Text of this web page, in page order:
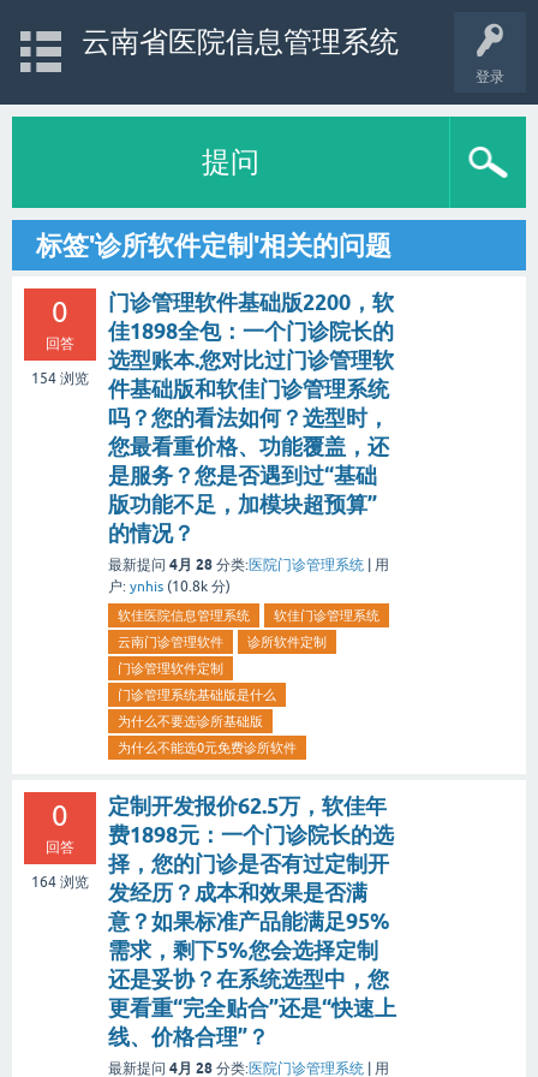
登录
云南省医院信息管理系统
提问
标签'诊所软件定制'相关的问题
0
回答
154 浏览
门诊管理软件基础版2200，软
佳1898全包：一个门诊院长的
选型账本.您对比过门诊管理软
件基础版和软佳门诊管理系统
吗？您的看法如何？选型时，
您最看重价格、功能覆盖，还
是服务？您是否遇到过“基础
版功能不足，加模块超预算”
的情况？
最新提问 4月 28 分类:医院门诊管理系统
用
户: ynhis (10.8k 分)
软佳医院信息管理系统
软佳门诊管理系统
云南门诊管理软件
诊所软件定制
门诊管理软件定制
门诊管理系统基础版是什么
为什么不要选诊所基础版
为什么不能选0元免费诊所软件
0
回答
164 浏览
定制开发报价62.5万，软佳年
费1898元：一个门诊院长的选
择，您的门诊是否有过定制开
发经历？成本和效果是否满
意？如果标准产品能满足95%
需求，剩下5%您会选择定制
还是妥协？在系统选型中，您
更看重“完全贴合”还是“快速上
线、价格合理”？
最新提问 4月 28 分类:医院门诊管理系统 用